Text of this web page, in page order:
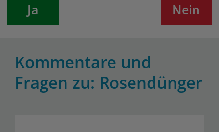
Ja Nein
Kommentare und
Fragen zu: Rosendünger